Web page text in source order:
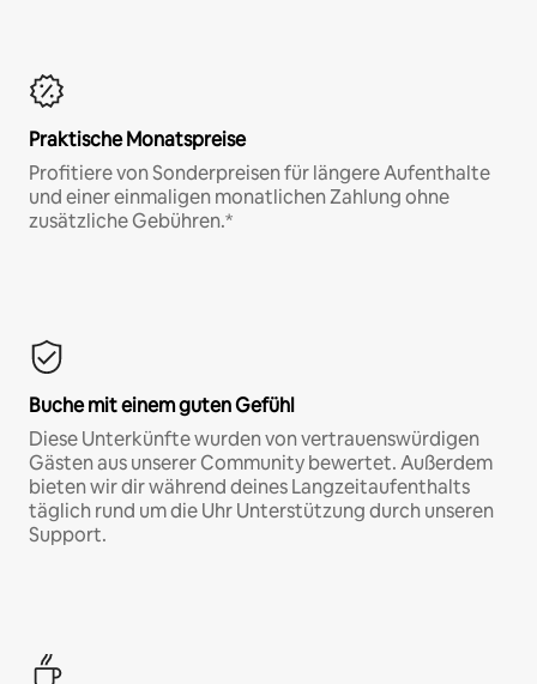
Praktische Monatspreise
Profitiere von Sonderpreisen für längere Aufenthalte
und einer einmaligen monatlichen Zahlung ohne
zusätzliche Gebühren.*
Buche mit einem guten Gefühl
Diese Unterkünfte wurden von vertrauenswürdigen
Gästen aus unserer Community bewertet. Außerdem
bieten wir dir während deines Langzeitaufenthalts
täglich rund um die Uhr Unterstützung durch unseren
Support.